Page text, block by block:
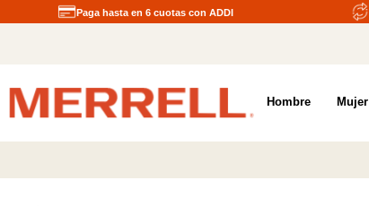
Paga hasta en 6 cuotas con ADDI
Hombre Mujer